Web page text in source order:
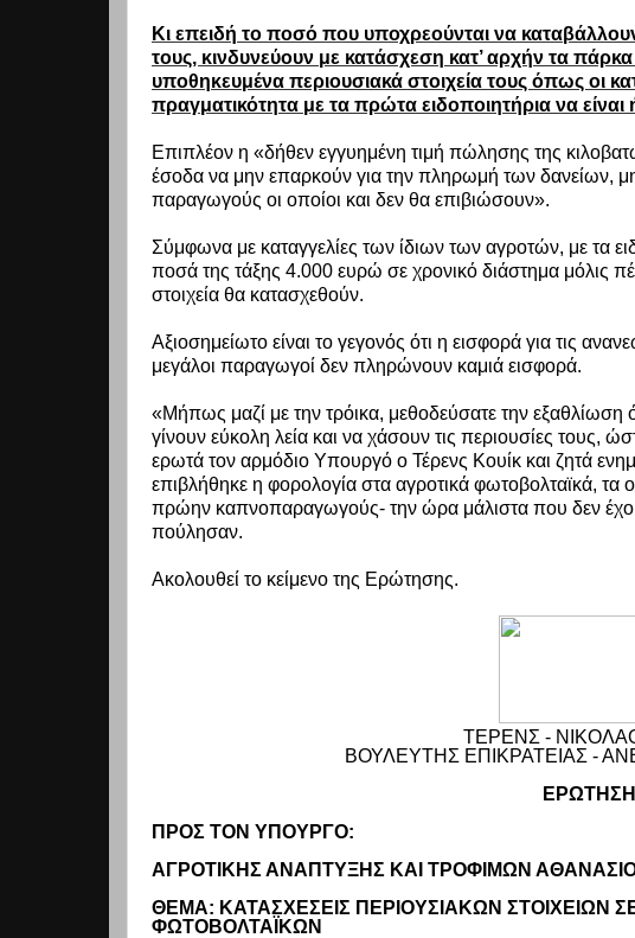
Κι επειδή το ποσό που υποχρεούνται να
τους, κινδυνεύουν με κατάσχεση κατ’ αρχήν τα
υποθηκευμένα περιουσιακά στοιχεία τους όπως οι
πραγματικότητα με τα πρώτα ειδοποιητήρια να
Επιπλέον η «δήθεν εγγυημένη τιμή πώλησης της
έσοδα να μην επαρκούν για την πληρωμή των δανείων,
παραγωγούς οι οποίοι και δεν θα επιβιώσουν».
Σύμφωνα με καταγγελίες των ίδιων των αγροτών, με τα
ποσά της τάξης 4.000 ευρώ σε χρονικό διάστημα μόλις
στοιχεία θα κατασχεθούν.
Αξιοσημείωτο είναι το γεγονός ότι η εισφορά για τις
μεγάλοι παραγωγοί δεν πληρώνουν καμιά εισφορά.
«Μήπως μαζί με την τρόικα, μεθοδεύσατε την εξαθλίωση
γίνουν εύκολη λεία και να χάσουν τις περιουσίες τους,
ερωτά τον αρμόδιο Υπουργό ο Τέρενς Κουίκ και ζητά
επιβλήθηκε η φορολογία στα αγροτικά φωτοβολταϊκά, τα
πρώην καπνοπαραγωγούς- την ώρα μάλιστα που δεν
πούλησαν.
Ακολουθεί το κείμενο της Ερώτησης.
ΤΕΡΕΝΣ -
ΒΟΥΛΕΥΤΗΣ ΕΠΙΚΡΑΤΕΙΑΣ -
ΕΡΩΤΗΣΗ
ΠΡΟΣ ΤΟΝ ΥΠΟΥΡΓΟ:
ΑΓΡΟΤΙΚΗΣ ΑΝΑΠΤΥΞΗΣ ΚΑΙ ΤΡΟΦΙΜΩΝ
ΘΕΜΑ: ΚΑΤΑΣΧΕΣΕΙΣ ΠΕΡΙΟΥΣΙΑΚΩΝ ΣΤΟΙΧΕΙΩΝ
ΦΩΤΟΒΟΛΤΑΪΚΩΝ